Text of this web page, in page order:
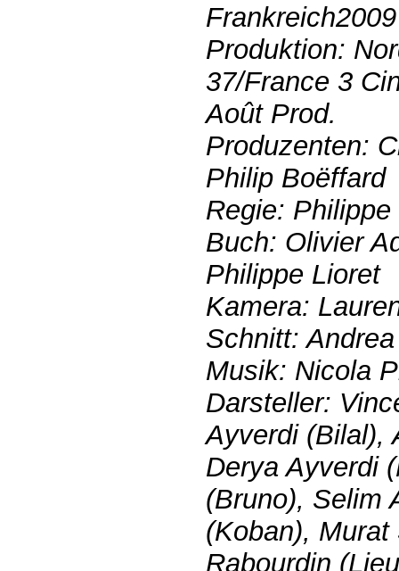
Frankreich2009
Produktion:
37/France 3
Août Prod.
Produzenten:
Philip Boëffard
Regie: Philippe
Buch: Olivier
Philippe Lioret
Kamera:
Schnitt:
Musik: Nicola
Darsteller:
Ayverdi (Bilal),
Derya Ayverdi
(Bruno), Selim
(Koban),
Rabourdin